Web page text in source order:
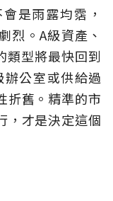
是雨露均霑，
烈。A級資產、
類型將最快回到
公室或供給過
折舊。精準的市
，才是決定這個